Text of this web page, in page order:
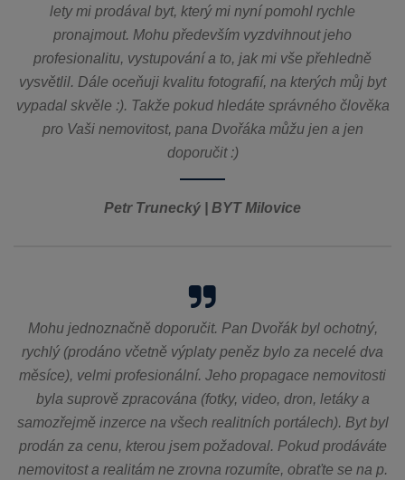
lety mi prodával byt, který mi nyní pomohl rychle
pronajmout. Mohu především vyzdvihnout jeho
profesionalitu, vystupování a to, jak mi vše přehledně
vysvětlil. Dále oceňuji kvalitu fotografií, na kterých můj byt
vypadal skvěle :). Takže pokud hledáte správného člověka
pro Vaši nemovitost, pana Dvořáka můžu jen a jen
doporučit :)
Petr Trunecký | BYT Milovice
Mohu jednoznačně doporučit. Pan Dvořák byl ochotný,
rychlý (prodáno včetně výplaty peněz bylo za necelé dva
měsíce), velmi profesionální. Jeho propagace nemovitosti
byla suprově zpracována (fotky, video, dron, letáky a
samozřejmě inzerce na všech realitních portálech). Byt byl
prodán za cenu, kterou jsem požadoval. Pokud prodáváte
nemovitost a realitám ne zrovna rozumíte, obraťte se na p.